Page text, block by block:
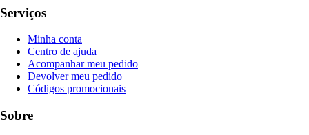
Serviços
Minha conta
Centro de ajuda
Acompanhar meu pedido
Devolver meu pedido
Códigos promocionais
Sobre